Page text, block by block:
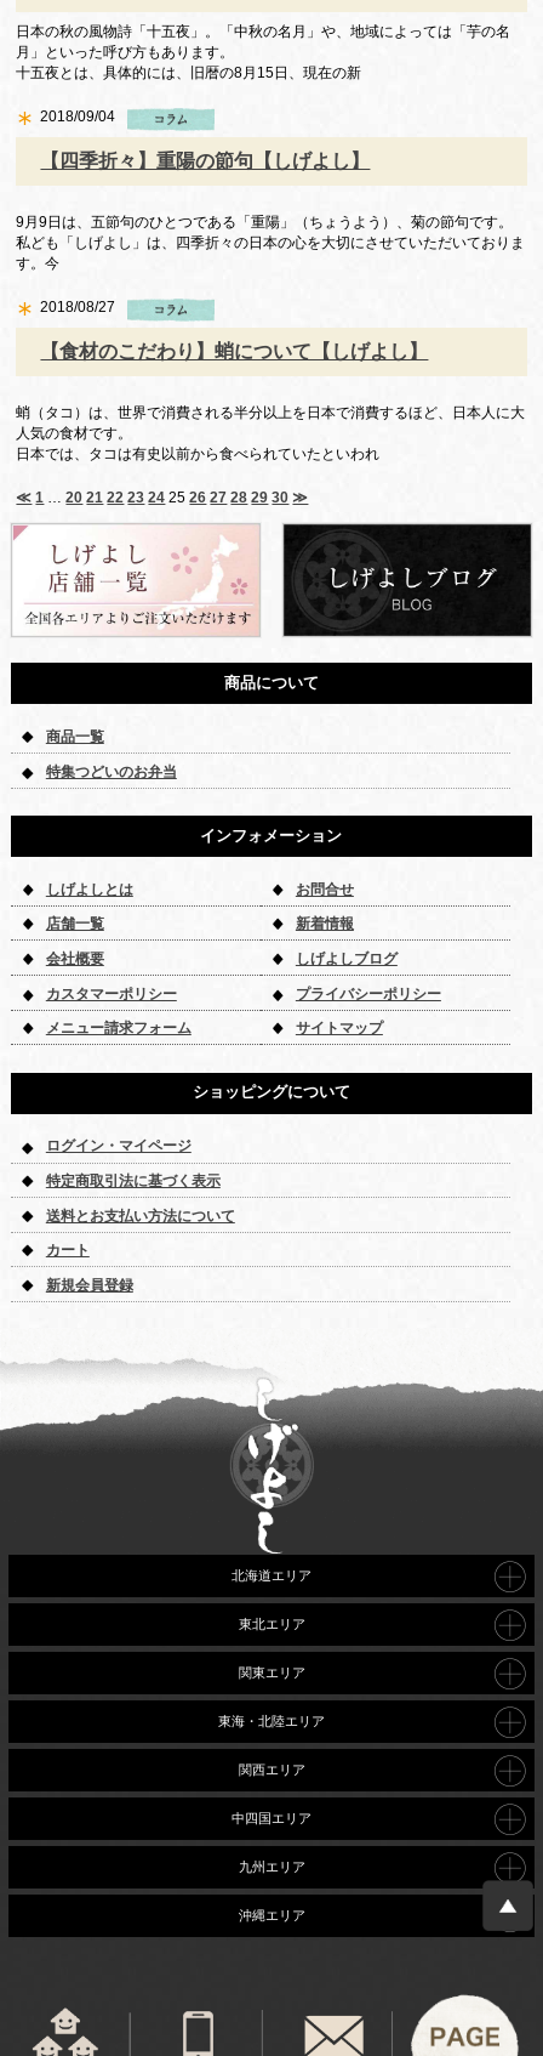
日本の秋の風物詩「十五夜」。「中秋の名月」や、地域によっては「芋の名
月」といった呼び方もあります。
十五夜とは、具体的には、旧暦の8月15日、現在の新
2018/09/04
【四季折々】重陽の節句【しげよし】
9月9日は、五節句のひとつである「重陽」（ちょうよう）、菊の節句です。
私ども「しげよし」は、四季折々の日本の心を大切にさせていただいておりま
す。今
2018/08/27
【食材のこだわり】蛸について【しげよし】
蛸（タコ）は、世界で消費される半分以上を日本で消費するほど、日本人に大
人気の食材です。
日本では、タコは有史以前から食べられていたといわれ
≪ 1 … 20 21 22 23 24 25 26 27 28 29 30 ≫
商品について
商品一覧
特集つどいのお弁当
インフォメーション
しげよしとは お問合せ
店舗一覧 新着情報
会社概要 しげよしブログ
カスタマーポリシー プライバシーポリシー
メニュー請求フォーム サイトマップ
ショッピングについて
ログイン・マイページ
特定商取引法に基づく表示
送料とお支払い方法について
カート
新規会員登録
北海道エリア
東北エリア
関東エリア
東海・北陸エリア
関西エリア
中四国エリア
九州エリア
沖縄エリア